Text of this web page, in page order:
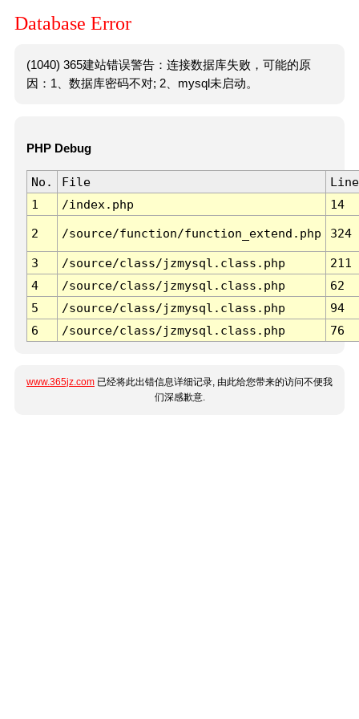
Database Error
(1040) 365建站错误警告：连接数据库失败，可能的原
因：1、数据库密码不对; 2、mysql未启动。
PHP Debug
No. File
Line
1
/index.php 14
2 /source/function/function_extend.php 324
3 /source/class/jzmysql.class.php
211
4
/source/class/jzmysql.class.php
62
5
/source/class/jzmysql.class.php
94
6
/source/class/jzmysql.class.php 76
www.365jz.com 已经将此出错信息详细记录, 由此给您带来的访问不便我
们深感歉意.